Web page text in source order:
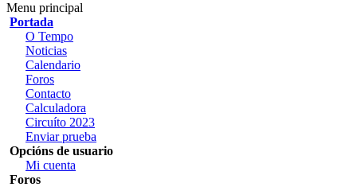
Menu principal
Portada
O Tempo
Noticias
Calendario
Foros
Contacto
Calculadora
Circuíto 2023
Enviar prueba
Opcións de usuario
Mi cuenta
Foros